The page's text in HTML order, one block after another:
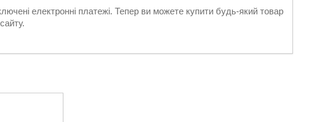
електронні платежі. Тепер ви можете купити будь-який товар